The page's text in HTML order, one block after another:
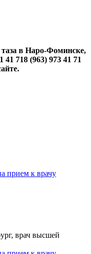
в Наро-Фоминске,
718 (963) 973 41 71
прием к врачу
врач высшей